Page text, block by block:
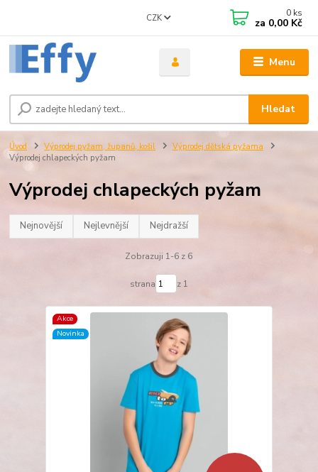
Menu
CZK
Hledat
0 ks
za 0,00 Kč
Úvod Výprodej pyžam, županů, košil
Výprodej dětská pyžama
Výprodej chlapeckých pyžam
Výprodej chlapeckých pyžam
Nejnovější Nejlevnější Nejdražší
Zobrazuji 1-6 z 6
strana z 1
Akce
Novinka